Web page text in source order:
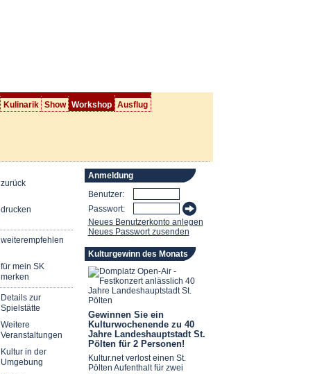
Kulinarik Show Workshop Ausflug
zurück
drucken
weiterempfehlen
für mein SK
merken
Details zur
Spielstätte
Weitere
Veranstaltungen
Kultur in der
Umgebung
Anmeldung
Benutzer:
Passwort:
Neues Benutzerkonto anlegen
Neues Passwort zusenden
Kulturgewinn des Monats
Gewinnen Sie ein
Kulturwochenende zu 40
Jahre Landeshauptstadt St.
Pölten für 2 Personen!
Kultur.net verlost einen St.
Pölten Aufenthalt für zwei